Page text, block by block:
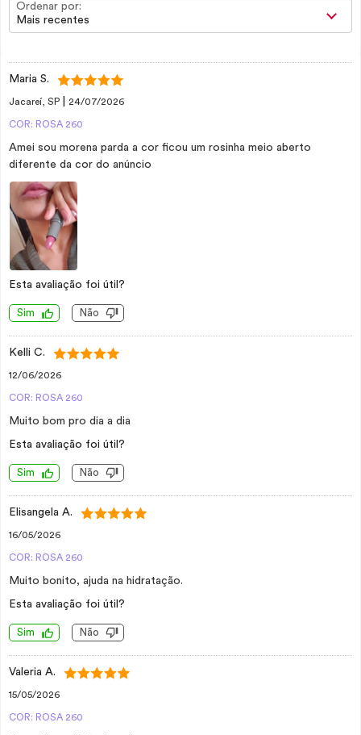
Ordenar por:
Mais recentes
Maria S.
Jacareí, SP 24/07/2026
COR: ROSA 260
Amei sou morena parda a cor ficou um rosinha meio aberto
diferente da cor do anúncio
Esta avaliação foi útil?
Sim Não
Kelli C.
12/06/2026
COR: ROSA 260
Muito bom pro dia a dia
Esta avaliação foi útil?
Sim Não
Elisangela A.
16/05/2026
COR: ROSA 260
Muito bonito, ajuda na hidratação.
Esta avaliação foi útil?
Sim Não
Valeria A.
15/05/2026
COR: ROSA 260